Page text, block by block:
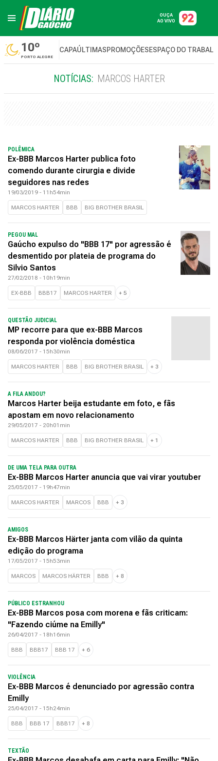
OUÇA
AO VIVO
10º
PORTO ALEGRE
CAPAÚLTIMASPROMOÇÕESESPAÇO DO
NOTÍCIAS: MARCOS HARTER
POLÊMICA
Ex-BBB Marcos Harter publica foto
comendo durante cirurgia e divide
seguidores nas redes
19/03/2019 - 11h54min
MARCOS HARTER BBB BIG BROTHER BRASIL
PEGOU MAL
Gaúcho expulso do "BBB 17" por agressão é
desmentido por plateia de programa do
Silvio Santos
27/02/2018 - 10h19min
EX-BBB BBB17 MARCOS HARTER + 5
QUESTÃO JUDICIAL
MP recorre para que ex-BBB Marcos
responda por violência doméstica
08/06/2017 - 15h30min
MARCOS HARTER BBB BIG BROTHER BRASIL + 3
A FILA ANDOU?
Marcos Harter beija estudante em foto, e fãs
apostam em novo relacionamento
29/05/2017 - 20h01min
MARCOS HARTER BBB BIG BROTHER BRASIL + 1
DE UMA TELA PARA OUTRA
Ex-BBB Marcos Harter anuncia que vai virar youtuber
25/05/2017 - 19h47min
MARCOS HARTER MARCOS BBB + 3
AMIGOS
Ex-BBB Marcos Härter janta com vilão da quinta
edição do programa
17/05/2017 - 15h53min
MARCOS MARCOS HÄRTER BBB + 8
PÚBLICO ESTRANHOU
Ex-BBB Marcos posa com morena e fãs criticam:
"Fazendo ciúme na Emilly"
26/04/2017 - 18h16min
BBB BBB17 BBB 17 + 6
VIOLÊNCIA
Ex-BBB Marcos é denunciado por agressão contra
Emilly
25/04/2017 - 15h24min
BBB BBB 17 BBB17 + 8
TEXTÃO